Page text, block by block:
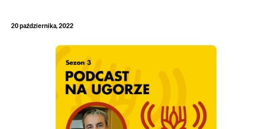
20 października, 2022